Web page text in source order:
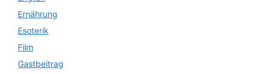
Ernährung
Esoterik
Film
Gastbeitrag